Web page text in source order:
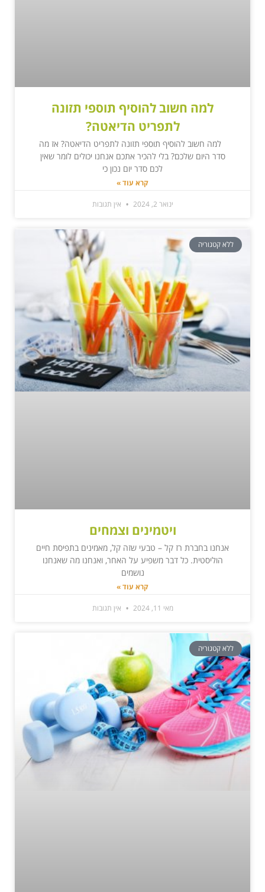
למה חשוב להוסיף תוספי תזונה
לתפריט הדיאטה?
למה חשוב להוסיף תוספי תזונה לתפריט הדיאטה? אז מה
סדר היום שלכם? בלי להכיר אתכם אנחנו יכולים לומר שאין
לכם סדר יום נכון כי
קרא עוד »
ינואר 2, 2024 אין תגובות
ללא קטגוריה
ויטמינים וצמחים
אנחנו בחברת רז קל – טבעי שזה קל, מאמינים בתפיסת חיים
הוליסטית. כל דבר משפיע על האחר, ואנחנו מה שאנחנו
נושמים
קרא עוד »
מאי 11, 2024 אין תגובות
ללא קטגוריה